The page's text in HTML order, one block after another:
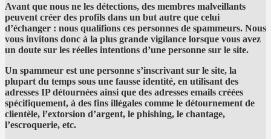
Avant que nous ne les détections, des membres malveillants
peuvent créer des profils dans un but autre que celui
d’échanger : nous qualifions ces personnes de spammeurs. Nous
vous invitons donc à la plus grande vigilance lorsque vous avez
un doute sur les réelles intentions d’une personne sur le site.
Un spammeur est une personne s’inscrivant sur le site, la
plupart du temps sous une fausse identité, en utilisant des
adresses IP détournées ainsi que des adresses emails créées
spécifiquement, à des fins illégales comme le détournement de
clientèle, l’extorsion d’argent, le phishing, le chantage,
l’escroquerie, etc.